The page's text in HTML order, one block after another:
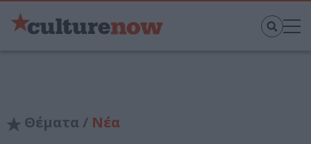
Θέματα / Νέα